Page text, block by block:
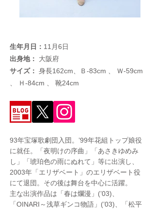
生年月日： 11月6日
出身地： 大阪府
サイズ： 身長162cm、Ｂ-83cm 、 Ｗ-59cm
、 Ｈ-84cm 、 靴24cm
93年宝塚歌劇団入団。’99年花組トップ娘役
に就任。「夜明けの序曲」「あさきゆめみ
し」「琥珀色の雨にぬれて」等に出演し、
2003年「エリザベート」のエリザベート役
にて退団。その後は舞台を中心に活躍。
主な出演作品は「春は爛漫」(’03)、
「OINARI～浅草ギンコ物語」(’03)、「松平